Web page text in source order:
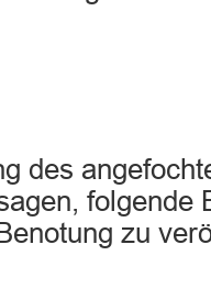
des
folgende
zu